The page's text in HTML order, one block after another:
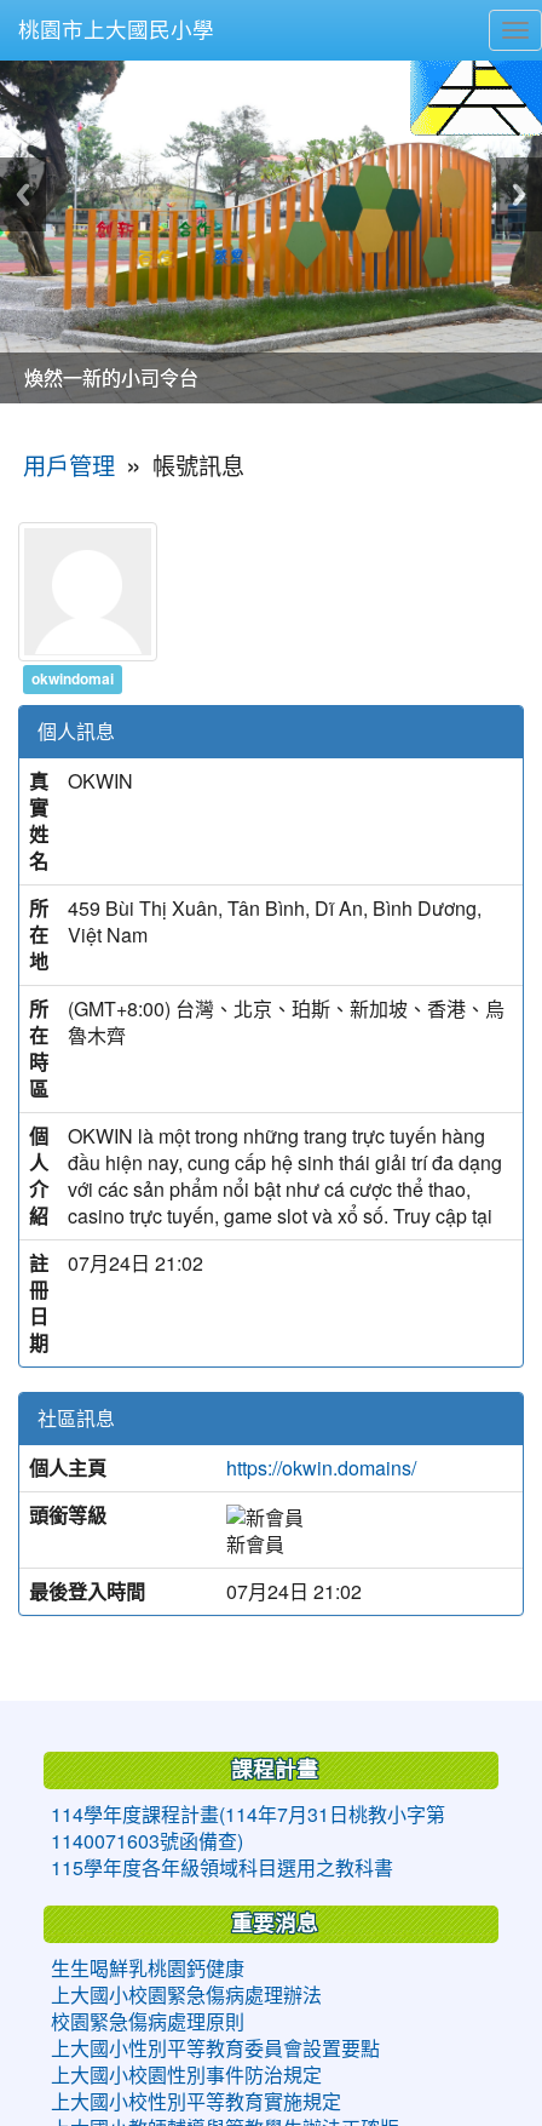
桃園市上大國民小學
美麗的操場是我們活力的來源
美麗的操場是我們活力的來源
煥然一新的小司令台
煥然一新的小司令台
富含桃園埤塘田園風光意象的中廊
富含桃園埤塘田園風光意象的中廊
嶄新的中庭廣場
嶄新的中庭廣場
水生池生生不息
水生池生生不息
用戶管理 » 帳號訊息
okwindomai
個人訊息
真
實
姓
名
OKWIN
所
在
地
459 Bùi Thị Xuân, Tân Bình, Dĩ An, Bình Dương,
Việt Nam
所
在
時
區
(GMT+8:00) 台灣、北京、珀斯、新加坡、香港、烏
魯木齊
個
人
介
紹
OKWIN là một trong những trang trực tuyến hàng
đầu hiện nay, cung cấp hệ sinh thái giải trí đa dạng
với các sản phẩm nổi bật như cá cược thể thao,
casino trực tuyến, game slot và xổ số. Truy cập tại
註
冊
日
期
07月24日 21:02
社區訊息
個人主頁
https://okwin.domains/
頭銜等級
新會員
最後登入時間
07月24日 21:02
課程計畫
114學年度課程計畫(114年7月31日桃教小字第
1140071603號函備查)
115學年度各年級領域科目選用之教科書
重要消息
生生喝鮮乳桃園鈣健康
上大國小校園緊急傷病處理辦法
校園緊急傷病處理原則
上大國小性別平等教育委員會設置要點
上大國小校園性別事件防治規定
上大國小校性別平等教育實施規定